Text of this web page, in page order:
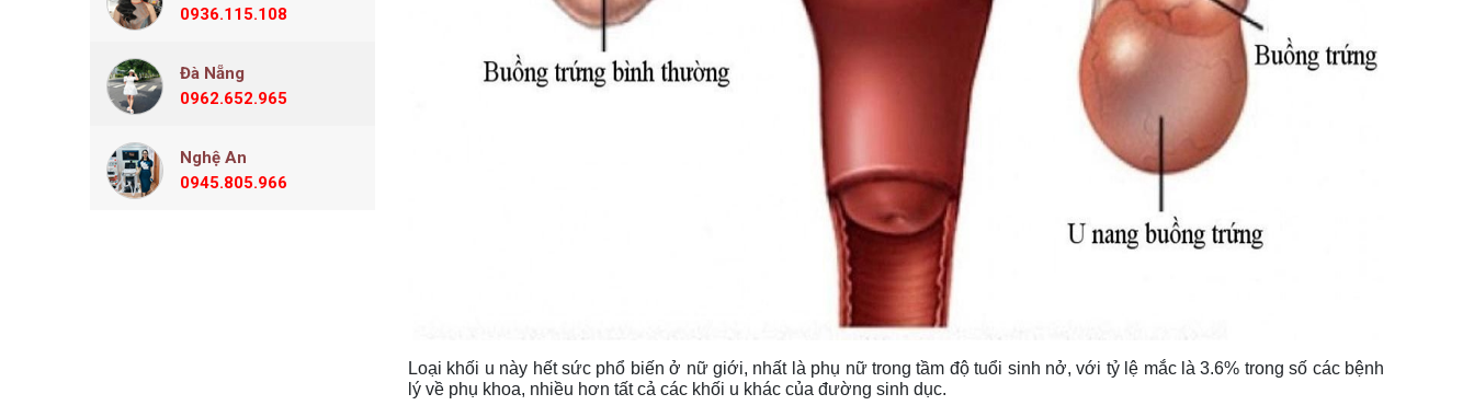
0936.115.108
Đà Nẵng
0962.652.965
Nghệ An
0945.805.966
Loại khối u này hết sức phổ biến ở nữ giới, nhất là phụ nữ trong tầm độ tuổi sinh nở, với tỷ lệ mắc là 3.6% trong số các bệnh
lý về phụ khoa, nhiều hơn tất cả các khối u khác của đường sinh dục.